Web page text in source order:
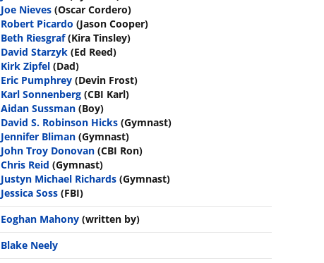
Joe Nieves (Oscar Cordero)
Robert Picardo (Jason Cooper)
Beth Riesgraf (Kira Tinsley)
David Starzyk (Ed Reed)
Kirk Zipfel (Dad)
Eric Pumphrey (Devin Frost)
Karl Sonnenberg (CBI Karl)
Aidan Sussman (Boy)
David S. Robinson Hicks (Gymnast)
Jennifer Bliman (Gymnast)
John Troy Donovan (CBI Ron)
Chris Reid (Gymnast)
Justyn Michael Richards (Gymnast)
Jessica Soss (FBI)
Eoghan Mahony (written by)
Blake Neely